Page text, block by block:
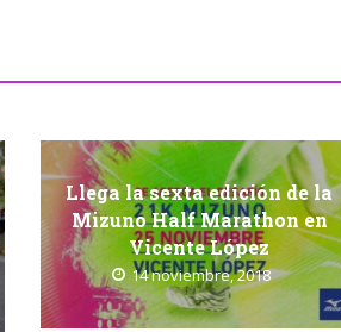
Llega la sexta edición de la
Mizuno Half Marathon en
Vicente López
14 noviembre, 2018